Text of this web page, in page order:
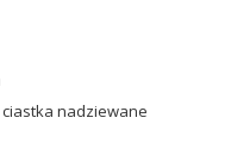
ciastka nadziewane